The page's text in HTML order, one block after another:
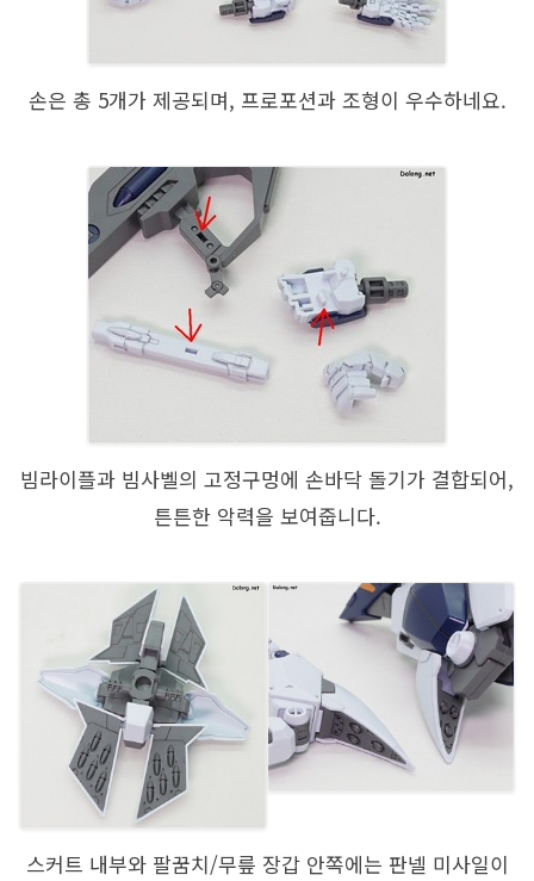
손은 총 5개가 제공되며, 프로포션과 조형이 우수하네요.
빔라이플과 빔사벨의 고정구멍에 손바닥 돌기가 결합되어,
튼튼한 악력을 보여줍니다.
스커트 내부와 팔꿈치/무릎 장갑 안쪽에는 판넬 미사일이